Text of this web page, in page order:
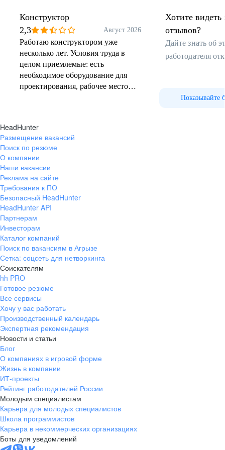
профессионального роста. Организуем
разнообразные обучающие курсы и тренинги.
«Калашников Политех»
cистема непрерывного образования школа-
колледж/вуз-компания, при которой
мы поддерживаем конкурсы научно-
технического творчества и технические
Олимпиады для школьников, организуем
экскурсии на заводы, помогаем школьникам
поступить в техникум или вуз по программе
целевого обучения, организуем студентам
стажировку, производственную
и преддипломную практику, а после
окончания учебного заведения
гарантированно зачисляем в штат.
Конструктор
2,3
Август 2026
Работаю конструктором уже
несколько лет. Условия труда в
целом приемлемые: есть
необходимое оборудование для
проектирования, рабочее место
микроволновкой и чайником,
иногда проводятся корпоративные
мероприятия.
Хотите видеть
отзывов?
Дайте знать об
работодателя
Показывайте
HeadHunter
Размещение вакансий
Поиск по резюме
О компании
Наши вакансии
Реклама на сайте
Требования к ПО
Безопасный HeadHunter
HeadHunter API
Партнерам
Инвесторам
Каталог компаний
Поиск по вакансиям в Агрызе
Сетка: соцсеть для нетворкинга
Соискателям
hh PRO
Готовое резюме
Все сервисы
Хочу у вас работать
Производственный календарь
Экспертная рекомендация
Новости и статьи
Блог
О компаниях в игровой форме
Жизнь в компании
ИТ-проекты
Рейтинг работодателей России
Молодым специалистам
Карьера для молодых специалистов
Школа программистов
Карьера в некоммерческих организациях
Боты для уведомлений